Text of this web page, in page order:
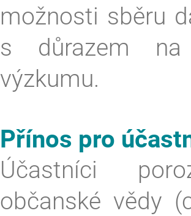
možnosti sběru
s důrazem na
výzkumu.
Přínos pro
Účastníci
občanské vědy